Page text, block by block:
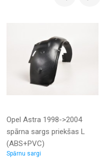
Opel Astra 1998->2004
spārna sargs priekšas L
(ABS+PVC)
Spārnu sargi